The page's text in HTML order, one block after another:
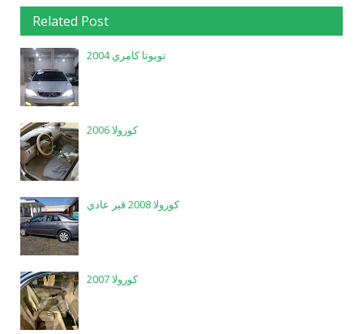
Related Post
تويوتا كامري 2004
كورولا 2006
كورولا 2008 قير عادي
كورولا 2007